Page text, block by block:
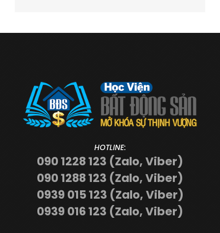
HOTLINE:
090 1228 123 (Zalo, Viber)
090 1288 123 (Zalo, Viber)
0939 015 123 (Zalo, Viber)
0939 016 123 (Zalo, Viber)